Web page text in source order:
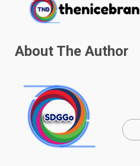
About The Author